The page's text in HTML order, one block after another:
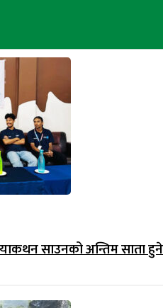
साउनको अन्तिम साता हुने